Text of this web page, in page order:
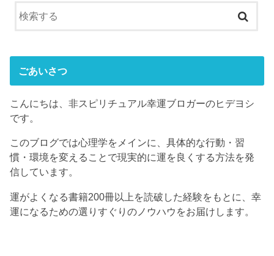
ごあいさつ
こんにちは、非スピリチュアル幸運ブロガーのヒデヨシ
です。
このブログでは心理学をメインに、具体的な行動・習
慣・環境を変えることで現実的に運を良くする方法を発
信しています。
運がよくなる書籍200冊以上を読破した経験をもとに、幸
運になるための選りすぐりのノウハウをお届けします。